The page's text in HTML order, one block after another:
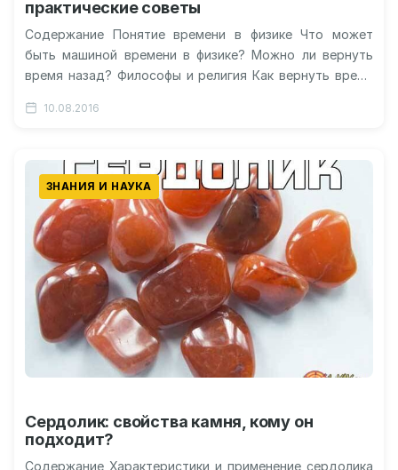
практические советы
Содержание Понятие времени в физике Что может
быть машиной времени в физике? Можно ли вернуть
время назад? Философы и религия Как вернуть время
10.08.2016
ЗНАНИЯ И НАУКА
Сердолик: свойства камня, кому он
подходит?
Содержание Характеристики и применение сердолика